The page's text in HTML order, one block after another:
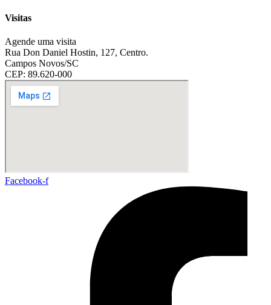
Visitas
Agende uma visita
Rua Don Daniel Hostin, 127, Centro.
Campos Novos/SC
CEP: 89.620-000
Facebook-f